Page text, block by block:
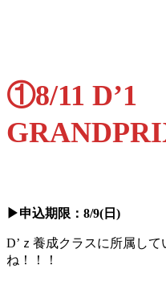
①8/11 D’1
▶申込期限：8/9(日)
D’ｚ養成クラスに所属し
ね！！！